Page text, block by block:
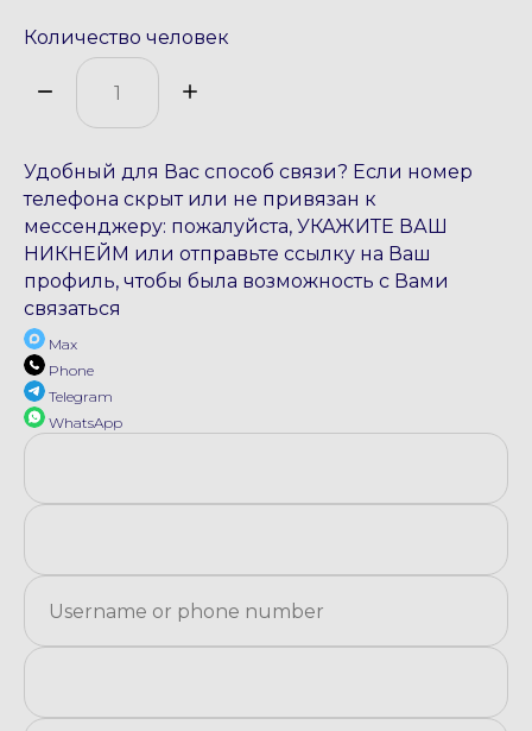
Количество человек
Удобный для Вас способ связи? Если номер
телефона скрыт или не привязан к
мессенджеру: пожалуйста, УКАЖИТЕ ВАШ
НИКНЕЙМ или отправьте ссылку на Ваш
профиль, чтобы была возможность с Вами
связаться
Max
Phone
Telegram
WhatsApp